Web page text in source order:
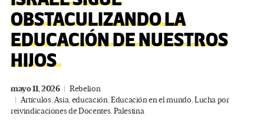
OBSTACULIZANDO LA
EDUCACIÓN DE NUESTROS
HIJOS
mayo 11, 2026
Rebelion
Artículos,Asia,educación,Educación en el mundo,Lucha por
reivindicaciones de Docentes,Palestina